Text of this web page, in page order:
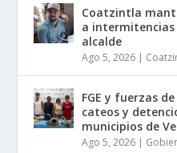
Coatzintla
a
alcalde
Ago 5, 2026 |
FGE y fuerzas
cateos y
municipios de
Ago 5, 2026 |